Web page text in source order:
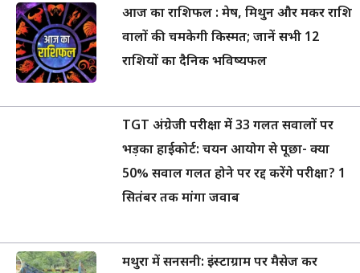
आज का राशिफल : मेष, मिथुन और मकर राशि
वालों की चमकेगी किस्मत; जानें सभी 12
राशियों का दैनिक भविष्यफल
TGT अंग्रेजी परीक्षा में 33 गलत सवालों पर
भड़का हाईकोर्ट: चयन आयोग से पूछा- क्या
50% सवाल गलत होने पर रद्द करेंगे परीक्षा? 1
सितंबर तक मांगा जवाब
मथुरा में सनसनी: इंस्टाग्राम पर मैसेज कर